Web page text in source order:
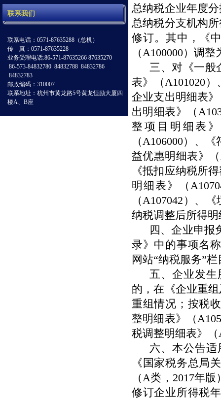
联系我们
联系电话：0571-87635288（总机）
传 真：0571-87635228
业务受理电话:86-571-87635266 87635270
86-573-84832780 84832788 84832786
84832783
邮政编码：310007
联系地址：杭州市黄龙路5号黄龙恒励大厦四
楼A、B座
总纳税企业年度
总纳税分支机构
修订。其中，《
（ A100000）调整
三、对《一般
表》（ A101020）
企业支出明细表
出明细表》（
整项目明细表
（ A106000）、《
益优惠明细表》（
《抵扣应纳税所
明细表》（
（ A107042 ）、《
纳税调整后所得
四、企业申报
录》中的事项名
网站“纳税服务”
五、企业发
的，在《企业重
重组情况；按税
整明细表》（
税调整明细表》（
六、本公告适
《国家税务总局
（ A类， 2017年版
修订企业所得税